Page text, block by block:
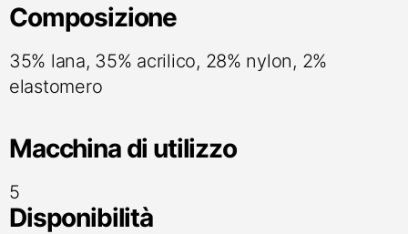
Composizione
35% lana, 35% acrilico, 28% nylon, 2%
elastomero
Macchina di utilizzo
5
Disponibilità